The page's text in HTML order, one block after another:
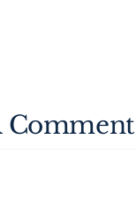
Comment